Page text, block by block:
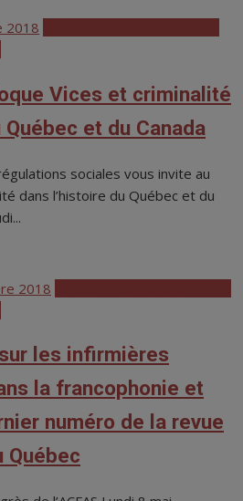
2018
Vices et criminalité
et du Canada
sociales vous invite au
dans l’histoire du Québec et du
2018
les infirmières
la francophonie et
numéro de la revue
Québec